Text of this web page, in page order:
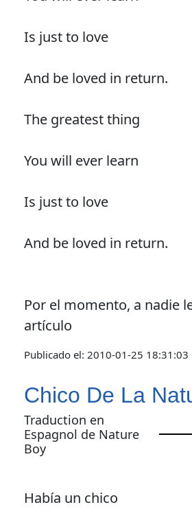
Is just to love
And be loved in return.
The greatest thing
You will ever learn
Is just to love
And be loved in return.
Por el momento, a nadie
artículo
Publicado el: 2010-01-25 18:31:03
Chico De La
Traduction en
Espagnol de Nature
Boy
Había un chico